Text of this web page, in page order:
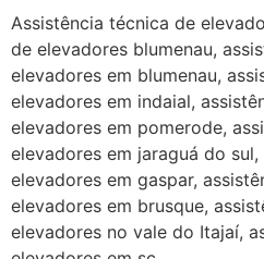
Assistência técnica de
de elevadores blumenau,
elevadores em blumenau,
elevadores em indaial,
elevadores em pomerode,
elevadores em jaraguá do
elevadores em gaspar,
elevadores em brusque,
elevadores no vale do Itajaí,